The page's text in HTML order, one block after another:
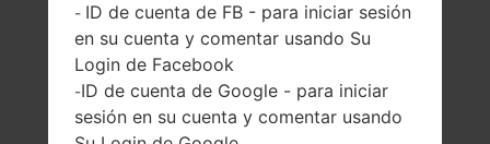
El resumen
LGD803(LGD803)
akaLG G2 LTE
- ID de cuenta de FB - para iniciar sesión
en su cuenta y comentar usando Su
Login de Facebook
-ID de cuenta de Google - para iniciar
sesión en su cuenta y comentar usando